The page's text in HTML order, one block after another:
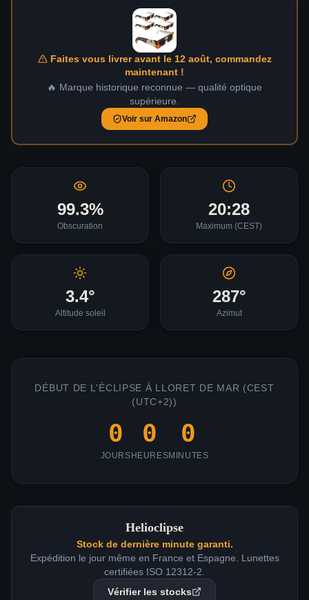
Faites vous livrer avant le 12 août, commandez
maintenant !
🔥 Marque historique reconnue — qualité optique
supérieure.
Voir sur Amazon
99.3%
Obscuration
20:28
Maximum (CEST)
3.4°
Altitude soleil
287°
Azimut
DÉBUT DE L'ÉCLIPSE À LLORET DE MAR (CEST
(UTC+2))
0
JOURS
0
HEURES
0
MINUTES
Helioclipse
Stock de dernière minute garanti.
Expédition le jour même en France et Espagne. Lunettes
certifiées ISO 12312-2.
Vérifier les stocks